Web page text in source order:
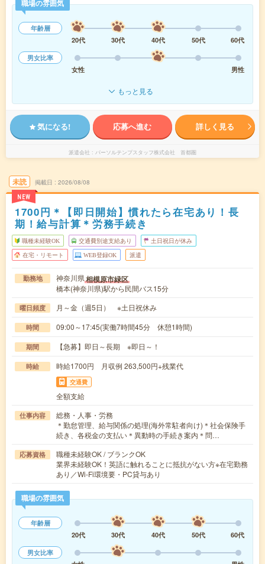
職場の雰囲気
年齢層
20代
30代 40代 50代
60代
男女比率
女性
男性
もっと見る
気になる! 応募へ進む 詳しく見る
派遣会社 パーソルテンプスタッフ株式会社 首都圏
未読
NEW
掲載日 2026/08/08
1700円＊【即日開始】慣れたら在宅あり！長
期！給与計算＊労務手続き
職種未経験OK 交通費別途支給あり 土日祝日が休み
在宅・リモート WEB登録OK 派遣
勤務地 神奈川県相模原市緑区
橋本(神奈川県)駅から民間バス15分
曜日頻度 月～金（週5日） ※土日祝休み
時間 09:00～17:45(実働7時間45分 休憩1時間)
期間 【急募】即日～長期 ※即日～！
時給 時給1700円 月収例 263,500円+残業代
交通費
全額支給
仕事内容
総務・人事・労務
＊勤怠管理、給与関係の処理(海外常駐者向け)＊社会保険手
続き、各税金の支払い＊異動時の手続き案内＊問…
応募資格
職種未経験OK / ブランクOK
業界未経験OK！英語に触れることに抵抗がない方※在宅勤務
あり／Wi-Fi環境要・PC貸与あり
職場の雰囲気
年齢層
20代
30代 40代 50代
60代
男女比率